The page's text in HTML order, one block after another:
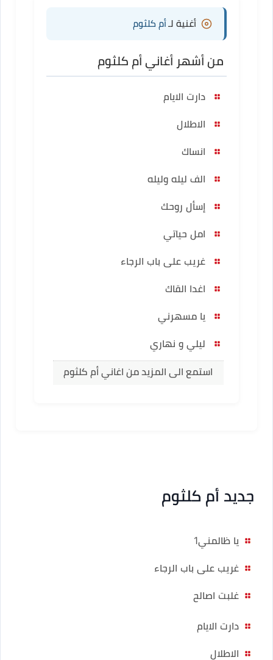
أغنية لـأم كلثوم
من أشهر أغاني أم كلثوم
دارت الايام
الاطلال
انساك
الف ليله وليله
إسأل روحك
امل حياتي
غريب على باب الرجاء
اغدا القاك
يا مسهرني
ليلي و نهاري
استمع الى المزيد من اغاني أم كلثوم
جديد أم كلثوم
يا ظالمني1
غريب على باب الرجاء
غلبت اصالح
دارت الايام
الاطلال